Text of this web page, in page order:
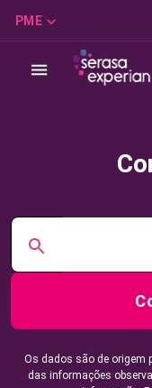
PME
Os dados são de origem
das informações